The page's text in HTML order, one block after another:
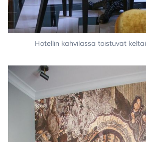
Hotellin kahvilassa toistuvat